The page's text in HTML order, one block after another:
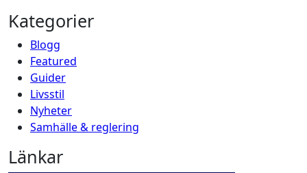
Kategorier
Blogg
Featured
Guider
Livsstil
Nyheter
Samhälle & reglering
Länkar